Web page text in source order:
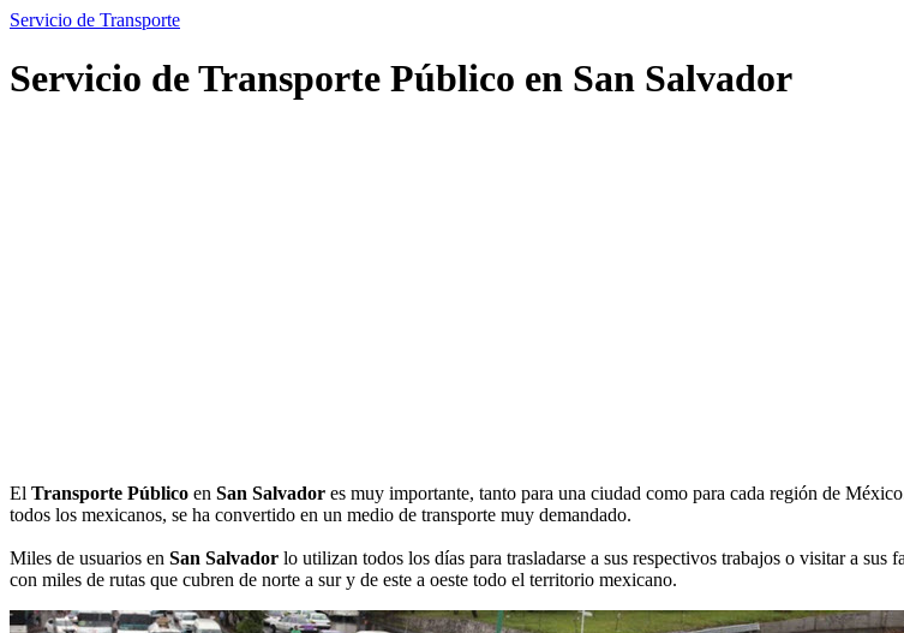
Servicio de Transporte
Servicio de Transporte Público en San Salvador
El Transporte Público en San Salvador es muy importante, tanto para una ciudad como para cada región de
todos los mexicanos, se ha convertido en un medio de transporte muy demandado.
Miles de usuarios en San Salvador lo utilizan todos los días para trasladarse a sus respectivos trabajos o visitar a
con miles de rutas que cubren de norte a sur y de este a oeste todo el territorio mexicano.